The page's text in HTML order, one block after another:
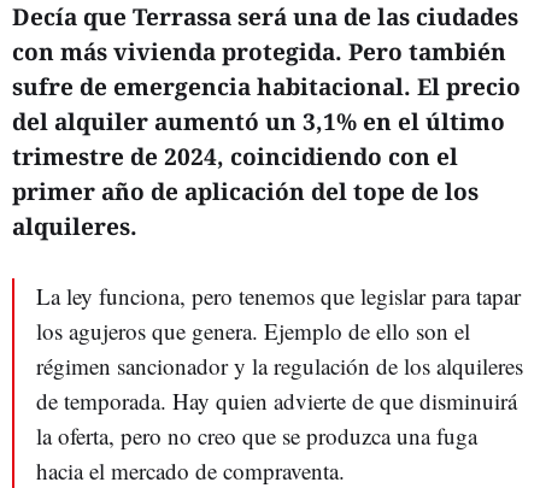
Decía que Terrassa será una de las ciudades
con más vivienda protegida. Pero también
sufre de emergencia habitacional. El precio
del alquiler aumentó un 3,1% en el último
trimestre de 2024, coincidiendo con el
primer año de aplicación del tope de los
alquileres.
La ley funciona, pero tenemos que legislar para tapar
los agujeros que genera. Ejemplo de ello son el
régimen sancionador y la regulación de los alquileres
de temporada. Hay quien advierte de que disminuirá
la oferta, pero no creo que se produzca una fuga
hacia el mercado de compraventa.